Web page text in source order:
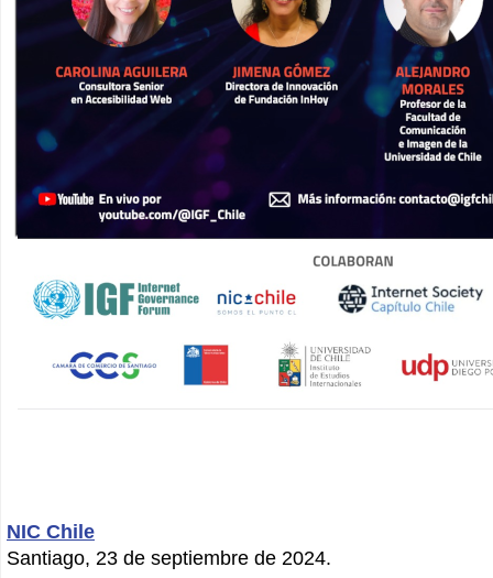
NIC Chile
Santiago, 23 de septiembre de 2024.